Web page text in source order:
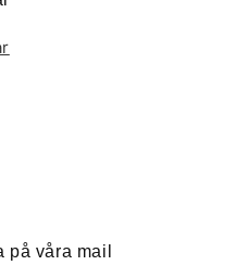
på våra mail